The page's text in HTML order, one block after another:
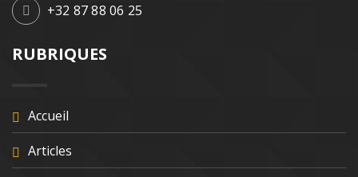
+32 87 88 06 25
RUBRIQUES
Accueil
Articles